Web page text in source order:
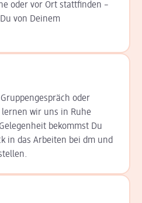
oder vor Ort statt­finden –
von Deinem
oder
wir uns in Ruhe
bekommst Du
in das Arbeiten bei dm und